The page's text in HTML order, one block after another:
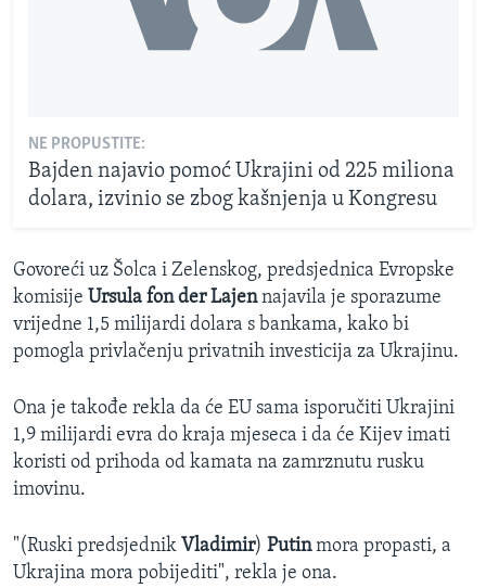
NE PROPUSTITE:
Bajden najavio pomoć Ukrajini od 225 miliona
dolara, izvinio se zbog kašnjenja u Kongresu
Govoreći uz Šolca i Zelenskog, predsjednica Evropske
komisije Ursula fon der Lajennajavila je sporazume
vrijedne 1,5 milijardi dolara s bankama, kako bi
pomogla privlačenju privatnih investicija za Ukrajinu.
Ona je takođe rekla da će EU sama isporučiti Ukrajini
1,9 milijardi evra do kraja mjeseca i da će Kijev imati
koristi od prihoda od kamata na zamrznutu rusku
imovinu.
"(Ruski predsjednik Vladimir) Putinmora propasti, a
Ukrajina mora pobijediti", rekla je ona.